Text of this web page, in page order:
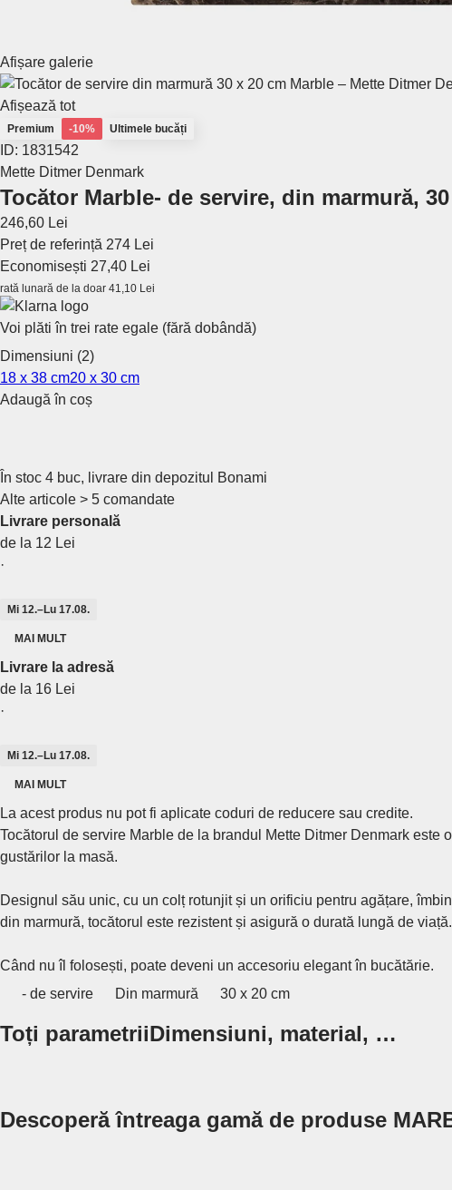
Afișare galerie
Afișează tot
Premium -10% Ultimele bucăți
ID: 1831542
Mette Ditmer Denmark
Tocător Marble- de servire, din marmură,
246,60 Lei
Preț de referință 274 Lei
Economisești 27,40 Lei
rată lunară de la doar 41,10 Lei
Voi plăti în trei rate egale (fără dobândă)
Dimensiuni (2)
18 x 38 cm20 x 30 cm
Adaugă în coș
În stoc 4 buc, livrare din depozitul Bonami
Alte articole > 5 comandate
Livrare personală
de la 12 Lei
·
Mi 12.–Lu 17.08.
MAI MULT
Livrare la adresă
de la 16 Lei
·
Mi 12.–Lu 17.08.
MAI MULT
La acest produs nu pot fi aplicate coduri de reducere sau credite.
Tocătorul de servire Marble de la brandul Mette Ditmer Denmark
gustărilor la masă.
Designul său unic, cu un colț rotunjit și un orificiu pentru agățare,
din marmură, tocătorul este rezistent și asigură o durată lungă de viață.
Când nu îl folosești, poate deveni un accesoriu elegant în bucătărie.
- de servire
Din marmură 30 x 20 cm
Toți parametriiDimensiuni, material, …
Descoperă întreaga gamă de produse